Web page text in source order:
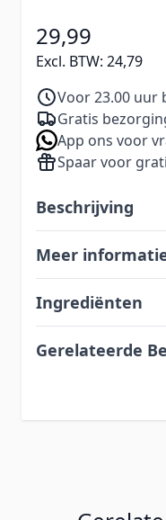
29,99
Excl. BTW: 24,79
Voor 23.00 uur
Gratis
App ons voor
Spaar voor
Beschrijving
Meer
Ingrediënten
Gerelateerde